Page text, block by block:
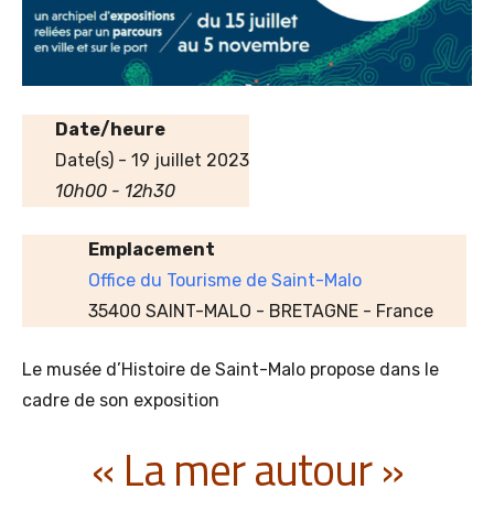
Date/heure
Date(s) - 19 juillet 2023
10h00 - 12h30
Emplacement
Office du Tourisme de Saint-Malo
35400 SAINT-MALO - BRETAGNE - France
Le musée d’Histoire de Saint-Malo propose dans le
cadre de son exposition
« La mer autour »